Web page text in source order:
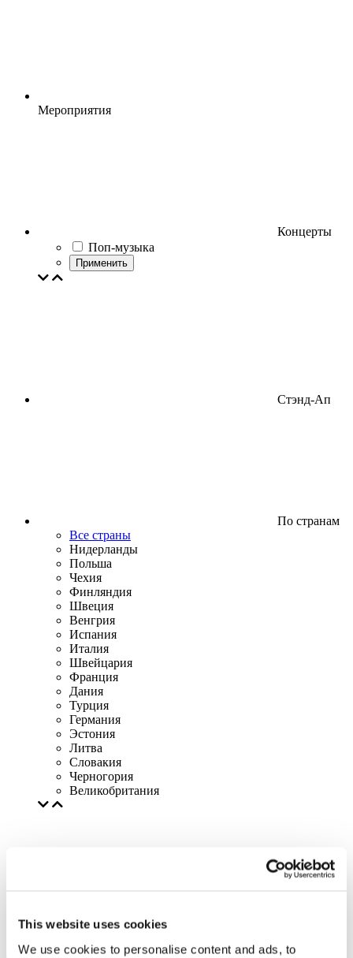
This website uses cookies
We use cookies to personalise content and ads, to
Мероприятия
Концерты
Поп-музыка
Применить
Стэнд-Ап
По странам
Все страны
Нидерланды
Польша
Чехия
Финляндия
Швеция
Венгрия
Испания
Италия
Швейцария
Франция
Дания
Турция
Германия
Эстония
Литва
Словакия
Черногория
Великобритания